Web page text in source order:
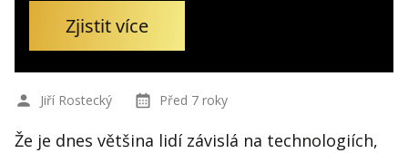
Zjistit více
Jiří Rostecký Před 7 roky
Že je dnes většina lidí závislá na technologiích,